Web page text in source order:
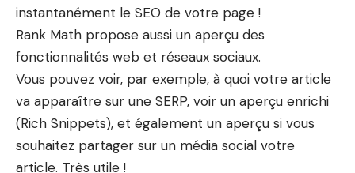
instantanément le SEO de votre page !
Rank Math propose aussi un aperçu des
fonctionnalités web et réseaux sociaux.
Vous pouvez voir, par exemple, à quoi votre article
va apparaître sur une SERP, voir un aperçu enrichi
(Rich Snippets), et également un aperçu si vous
souhaitez partager sur un média social votre
article. Très utile !